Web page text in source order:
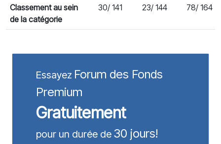
Classement au sein
de la catégorie
30/ 141 23/ 144 78/ 164
Essayez Forum des Fonds
Premium
Gratuitement
pour un durée de 30 jours!